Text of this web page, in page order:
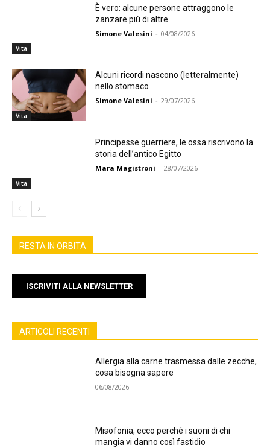
Vita
È vero: alcune persone attraggono le
zanzare più di altre
Simone Valesini - 04/08/2026
Vita
Alcuni ricordi nascono (letteralmente)
nello stomaco
Simone Valesini - 29/07/2026
Vita
Principesse guerriere, le ossa riscrivono la
storia dell’antico Egitto
Mara Magistroni - 28/07/2026
RESTA IN ORBITA
ISCRIVITI ALLA NEWSLETTER
ARTICOLI RECENTI
Allergia alla carne trasmessa dalle zecche,
cosa bisogna sapere
06/08/2026
Misofonia, ecco perché i suoni di chi
mangia vi danno così fastidio